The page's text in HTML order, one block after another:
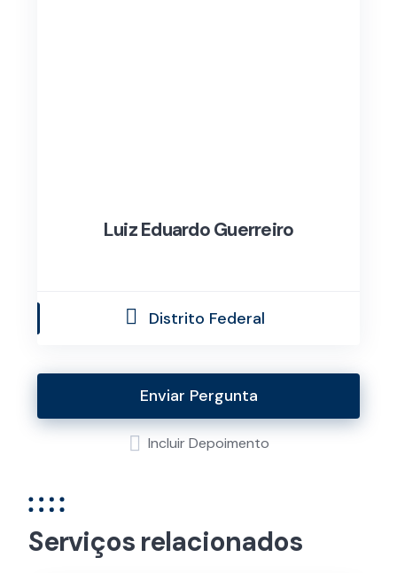
Luiz Eduardo Guerreiro
Distrito Federal
Enviar Pergunta
Incluir Depoimento
Serviços relacionados